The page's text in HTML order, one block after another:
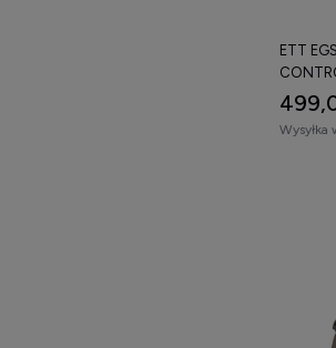
ETT
Wysyłka